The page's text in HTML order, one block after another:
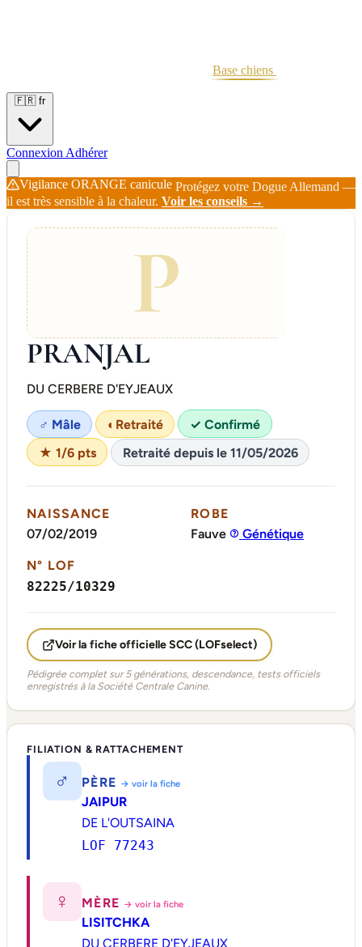
Base chiens
🇫🇷 fr
Connexion Adhérer
Vigilance ORANGE canicule Protégez votre Dogue Allemand —
il est très sensible à la chaleur. Voir les conseils →
P
PRANJAL
DU CERBERE D'EYJEAUX
♂ Mâle ◐ Retraité
✓ Confirmé
★ 1/6 pts
Retraité depuis le 11/05/2026
NAISSANCE
07/02/2019
ROBE
Fauve
Génétique
N° LOF
82225/10329
Voir la fiche officielle SCC (LOFselect)
Pédigrée complet sur 5 générations, descendance, tests officiels
enregistrés à la Société Centrale Canine.
FILIATION & RATTACHEMENT
♂ PÈRE → voir la fiche
JAIPUR
DE L'OUTSAINA
LOF 77243
♀ MÈRE → voir la fiche
LISITCHKA
DU CERBERE D'EYJEAUX